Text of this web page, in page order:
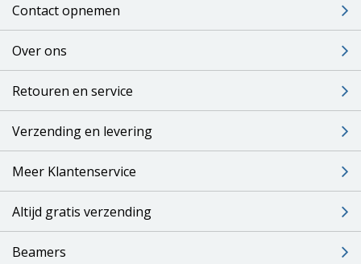
Contact opnemen
Over ons
Retouren en service
Verzending en levering
Meer Klantenservice
Altijd gratis verzending
Beamers